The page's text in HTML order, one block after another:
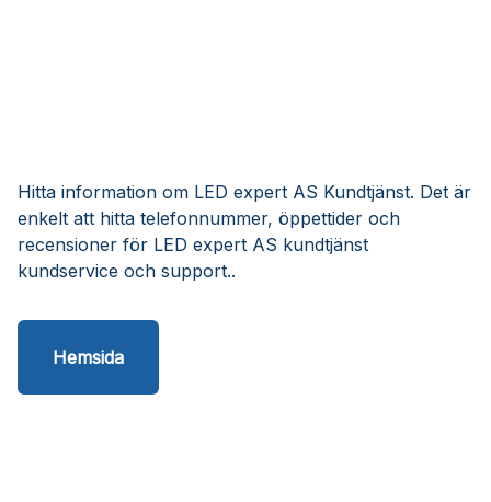
Hitta information om LED expert AS Kundtjänst. Det är
enkelt att hitta telefonnummer, öppettider och
recensioner för LED expert AS kundtjänst
kundservice och support..
Hemsida